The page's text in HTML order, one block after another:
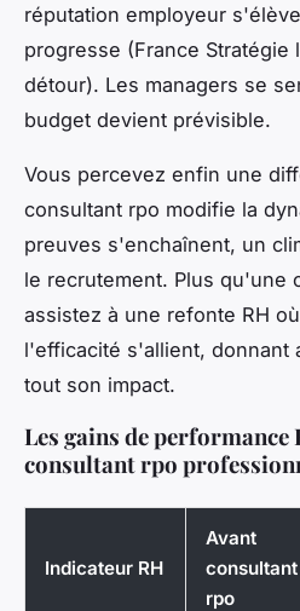
réputation employeur
progresse (France Stratégie
détour). Les managers se
budget devient prévisible.
Vous percevez enfin une
consultant rpo modifie la
preuves s'enchaînent, un
le recrutement. Plus qu'une
assistez à une refonte RH
l'efficacité s'allient, donnant
tout son impact.
Les gains de performance
consultant rpo
Indicateur RH
Avant
consultant
rpo